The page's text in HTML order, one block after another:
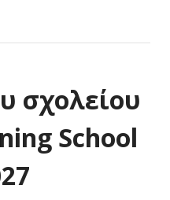
σχολείου
School